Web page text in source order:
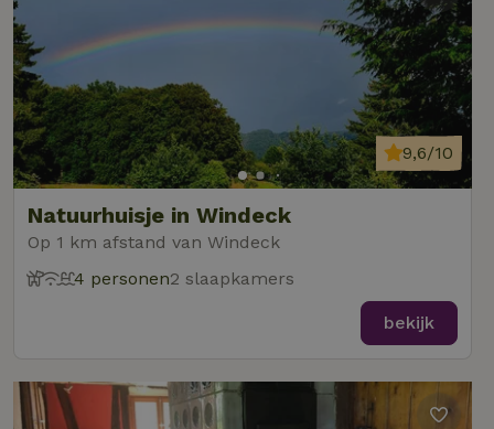
Natuurhuisje in Windeck
Op 1 km afstand van Windeck
9,6/10
4 personen2 slaapkamers
bekijk